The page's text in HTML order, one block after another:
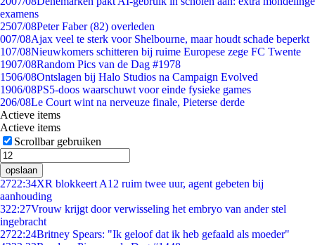
examens
2507/08Peter Faber (82) overleden
007/08Ajax veel te sterk voor Shelbourne, maar houdt schade beperkt
107/08Nieuwkomers schitteren bij ruime Europese zege FC Twente
1907/08Random Pics van de Dag #1978
1506/08Ontslagen bij Halo Studios na Campaign Evolved
1906/08PS5-doos waarschuwt voor einde fysieke games
206/08Le Court wint na nerveuze finale, Pieterse derde
Actieve items
Actieve items
Scrollbar gebruiken
opslaan
2722:34XR blokkeert A12 ruim twee uur, agent gebeten bij
aanhouding
322:27Vrouw krijgt door verwisseling het embryo van ander stel
ingebracht
2722:24Britney Spears: "Ik geloof dat ik heb gefaald als moeder"